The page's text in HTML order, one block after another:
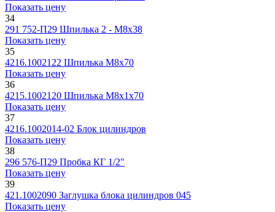
Показать цену
34
291 752-П29 Шпилька 2 - M8x38
Показать цену
35
4216.1002122 Шпилька М8х70
Показать цену
36
4215.1002120 Шпилька М8х1х70
Показать цену
37
4216.1002014-02 Блок цилиндров
Показать цену
38
296 576-П29 Пробка КГ 1/2"
Показать цену
39
421.1002090 Заглушка блока цилиндров 045
Показать цену